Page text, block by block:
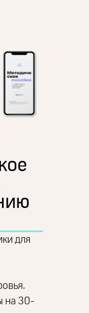
для
на 30-